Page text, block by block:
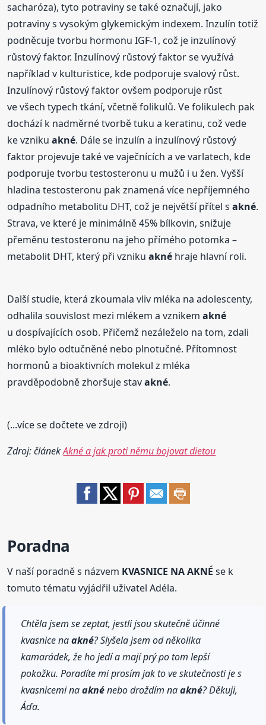
sacharóza), tyto potraviny se také označují, jako
potraviny s vysokým glykemickým indexem. Inzulín totiž
podněcuje tvorbu hormonu IGF-1, což je inzulínový
růstový faktor. Inzulínový růstový faktor se využívá
například v kulturistice, kde podporuje svalový růst.
Inzulínový růstový faktor ovšem podporuje růst
ve všech typech tkání, včetně folikulů. Ve folikulech pak
dochází k nadměrné tvorbě tuku a keratinu, což vede
ke vznikuakné. Dále se inzulín a inzulínový růstový
faktor projevuje také ve vaječnících a ve varlatech, kde
podporuje tvorbu testosteronu u mužů i u žen. Vyšší
hladina testosteronu pak znamená více nepříjemného
odpadního metabolitu DHT, což je největší přítel sakné.
Strava, ve které je minimálně 45% bílkovin, snižuje
přeměnu testosteronu na jeho přímého potomka –
metabolit DHT, který při vznikuakné hraje hlavní roli.
Další studie, která zkoumala vliv mléka na adolescenty,
odhalila souvislost mezi mlékem a vznikemakné
u dospívajících osob. Přičemž nezáleželo na tom, zdali
mléko bylo odtučněné nebo plnotučné. Přítomnost
hormonů a bioaktivních molekul z mléka
pravděpodobně zhoršuje stavakné.
(...více se dočtete ve zdroji)
Zdroj: článekAkné a jak proti němu bojovat dietou
Poradna
V naší poradně s názvem KVASNICE NA AKNÉ se k
tomuto tématu vyjádřil uživatel Adéla.
Chtěla jsem se zeptat, jestli jsou skutečně účinné
kvasnice naakné? Slyšela jsem od několika
kamarádek, že ho jedí a mají prý po tom lepší
pokožku. Poradíte mi prosím jak to ve skutečnosti je s
kvasnicemi naaknénebo droždím naakné? Děkuji,
Áďa.